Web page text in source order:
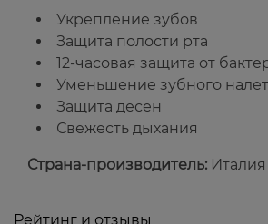
Укрепление зубов
Защита полости рта
12-часовая защита от
Уменьшение зубного
Защита десен
Свежесть дыхания
Страна-производитель: Италия
Рейтинг и отзывы